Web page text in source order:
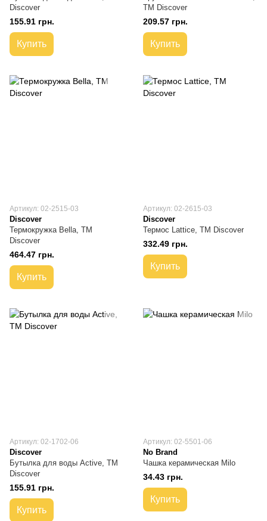
Discover
155.91 грн.
Купить
TM Discover
209.57 грн.
Купить
Артикул: 02-2515-03
Discover
Термокружка Bella, TM
Discover
464.47 грн.
Купить
Артикул: 02-2615-03
Discover
Термос Lattice, ТМ Discover
332.49 грн.
Купить
Артикул: 02-1702-06
Discover
Бутылка для воды Active, ТМ
Discover
155.91 грн.
Купить
Артикул: 02-5501-06
No Brand
Чашка керамическая Milo
34.43 грн.
Купить